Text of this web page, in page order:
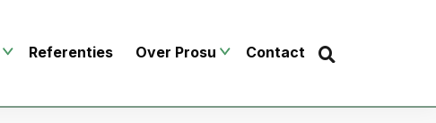
Referenties Over Prosu Contact Zoeken...